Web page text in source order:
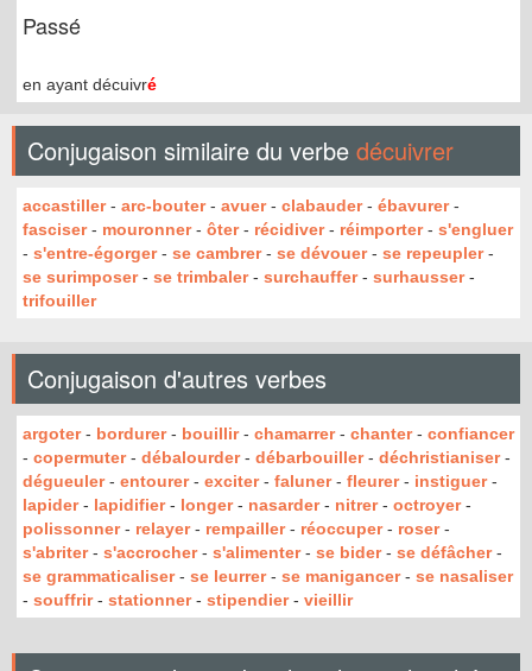
Passé
en ayant décuivré
Conjugaison similaire du verbe décuivrer
accastiller- arc-bouter- avuer- clabauder- ébavurer-
fasciser- mouronner- ôter- récidiver- réimporter- s'engluer
- s'entre-égorger- se cambrer- se dévouer- se repeupler-
se surimposer- se trimbaler- surchauffer- surhausser-
trifouiller
Conjugaison d'autres verbes
argoter- bordurer- bouillir- chamarrer- chanter- confiancer
- copermuter- débalourder- débarbouiller- déchristianiser-
dégueuler- entourer- exciter- faluner- fleurer- instiguer-
lapider- lapidifier- longer- nasarder- nitrer- octroyer-
polissonner- relayer- rempailler- réoccuper- roser-
s'abriter- s'accrocher- s'alimenter- se bider- se défâcher-
se grammaticaliser- se leurrer- se manigancer- se nasaliser
- souffrir- stationner- stipendier- vieillir